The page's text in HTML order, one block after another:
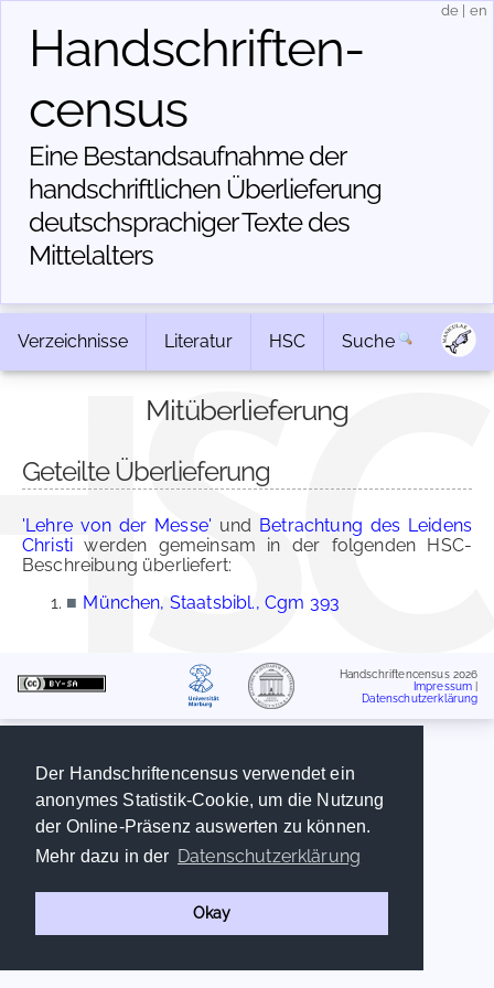
Der Handschriftencensus verwendet ein
anonymes Statistik-Cookie, um die Nutzung
der Online-Präsenz auswerten zu können.
Mehr dazu in der Datenschutzerklärung
Okay
Handschriften­
census
Eine Bestandsaufnahme der
handschriftlichen Über­lieferung
deutschsprachiger Texte des
Mittelalters
de en
Verzeichnisse Literatur HSC Suche
Mitüberlieferung
Geteilte Überlieferung
'Lehre von der Messe' und Betrachtung des Leidens
Christi werden gemeinsam in der folgenden HSC-
Beschreibung überliefert:
■ München, Staatsbibl., Cgm 393
Handschriftencensus 2026
Impressum
Datenschutzerklärung